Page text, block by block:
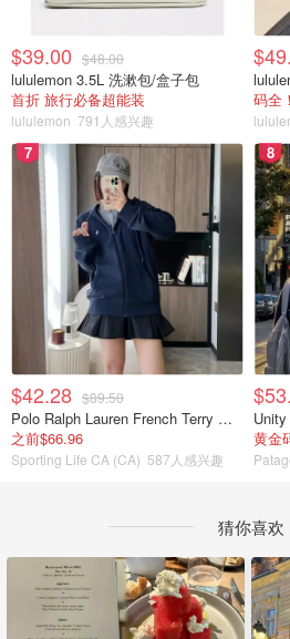
$39.00 $48.00
lululemon 3.5L 洗漱包/盒子包
首折 旅行必备超能装
lululemon 791人感兴趣
码全
7
$42.28 $89.50
Polo Ralph Lauren French Terry 女童连帽卫衣 7-16码
之前$66.96
Sporting Life CA (CA) 587人感兴趣
8
黄金
猜你喜欢